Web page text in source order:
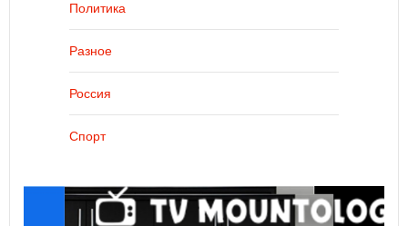
Политика
Разное
Россия
Спорт